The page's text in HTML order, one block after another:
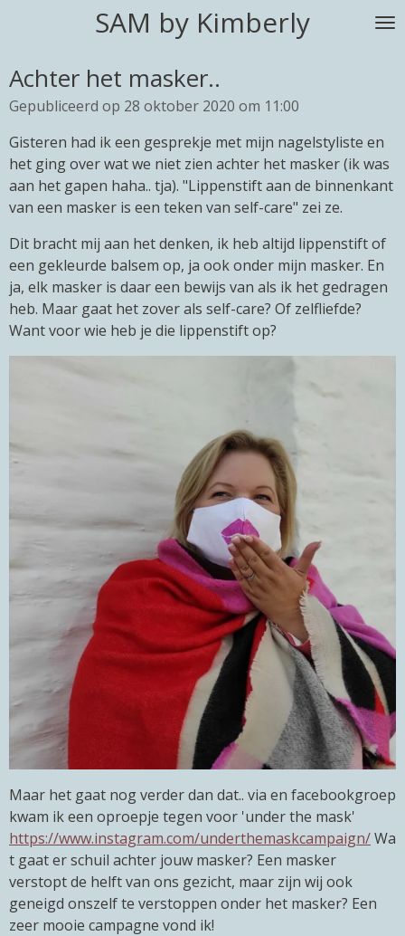
de
hoofdinhoud
SAM by Kimberly
Achter het masker..
Gepubliceerd op 28 oktober 2020 om 11:00
Gisteren had ik een gesprekje met mijn nagelstyliste en
het ging over wat we niet zien achter het masker (ik was
aan het gapen haha.. tja). "Lippenstift aan de binnenkant
van een masker is een teken van self-care" zei ze.
Dit bracht mij aan het denken, ik heb altijd lippenstift of
een gekleurde balsem op, ja ook onder mijn masker. En
ja, elk masker is daar een bewijs van als ik het gedragen
heb. Maar gaat het zover als self-care? Of zelfliefde?
Want voor wie heb je die lippenstift op?
Maar het gaat nog verder dan dat.. via en facebookgroep
kwam ik een oproepje tegen voor 'under the mask'
https://www.instagram.com/underthemaskcampaign/Wa
t gaat er schuil achter jouw masker? Een masker
verstopt de helft van ons gezicht, maar zijn wij ook
geneigd onszelf te verstoppen onder het masker? Een
zeer mooie campagne vond ik!